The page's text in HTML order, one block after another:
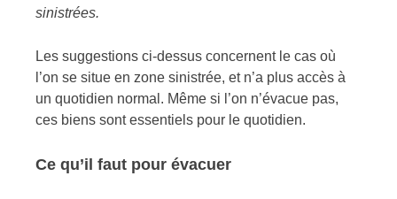
sinistrées.
Les suggestions ci-dessus concernent le cas où
l’on se situe en zone sinistrée, et n’a plus accès à
un quotidien normal. Même si l’on n’évacue pas,
ces biens sont essentiels pour le quotidien.
Ce qu’il faut pour évacuer